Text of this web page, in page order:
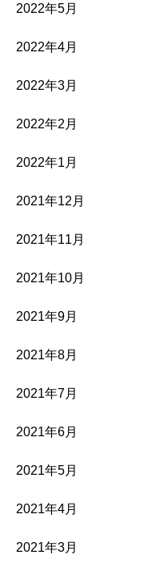
2022年5月
2022年4月
2022年3月
2022年2月
2022年1月
2021年12月
2021年11月
2021年10月
2021年9月
2021年8月
2021年7月
2021年6月
2021年5月
2021年4月
2021年3月